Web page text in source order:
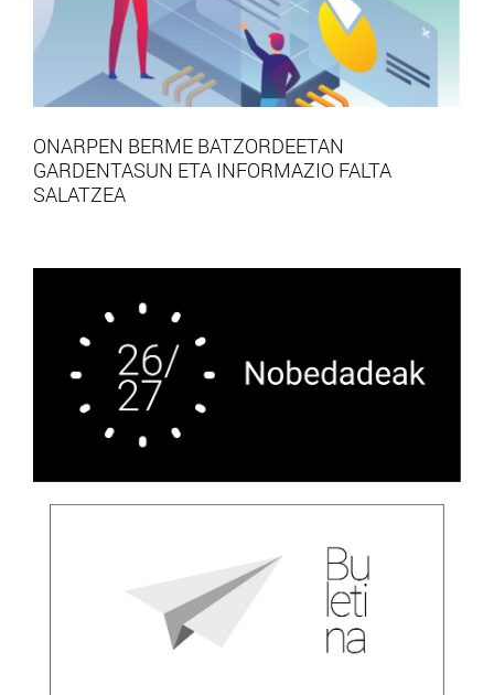
ONARPEN BERME BATZORDEETAN
GARDENTASUN ETA INFORMAZIO FALTA
SALATZEA